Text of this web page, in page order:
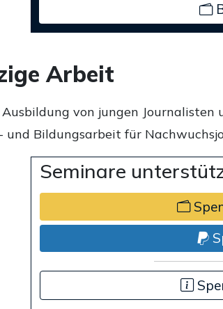
Arbeit
von jungen
und Bildungsarbeit für
Seminare